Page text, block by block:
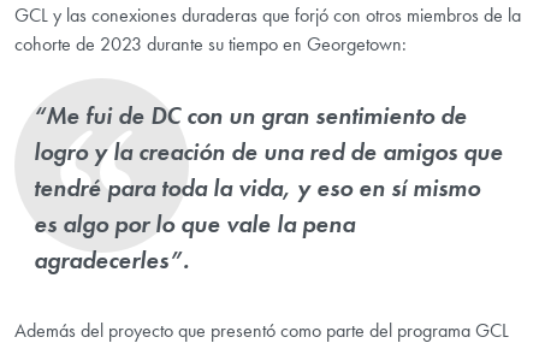
GCL y las conexiones duraderas que forjó con otros miembros de la
cohorte de 2023 durante su tiempo en Georgetown:
“Me fui de DC con un gran sentimiento de
logro y la creación de una red de amigos que
tendré para toda la vida, y eso en sí mismo
es algo por lo que vale la pena
agradecerles”.
Además del proyecto que presentó como parte del programa GCL